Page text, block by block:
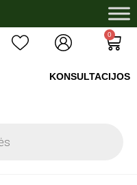
0
KONSULTACIJOS